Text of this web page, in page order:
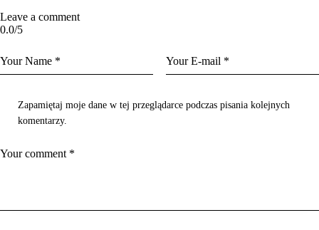
Leave a comment
0.0/5
Zapamiętaj moje dane w tej przeglądarce podczas pisania kolejnych
komentarzy.